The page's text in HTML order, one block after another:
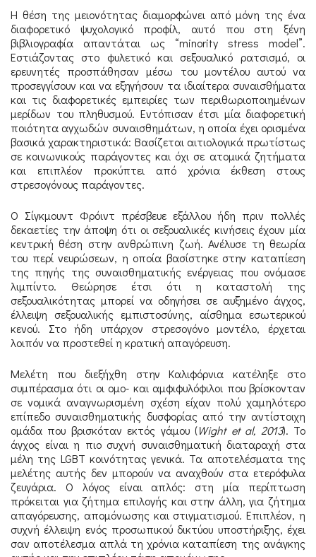
Η θέση της μειονότητας διαμορφώνει από μόνη της ένα
διαφορετικό ψυχολογικό προφίλ, αυτό που στη ξένη
βιβλιογραφία απαντάται ως “minority stress model”.
Εστιάζοντας στο φυλετικό και σεξουαλικό ρατσισμό, οι
ερευνητές προσπάθησαν μέσω του μοντέλου αυτού να
προσεγγίσουν και να εξηγήσουν τα ιδιαίτερα συναισθήματα
και τις διαφορετικές εμπειρίες των περιθωριοποιημένων
μερίδων του πληθυσμού. Εντόπισαν έτσι μία διαφορετική
ποιότητα αγχωδών συναισθημάτων, η οποία έχει ορισμένα
βασικά χαρακτηριστικά: Βασίζεται αιτιολογικά πρωτίστως
σε κοινωνικούς παράγοντες και όχι σε ατομικά ζητήματα
και επιπλέον προκύπτει από χρόνια έκθεση στους
στρεσογόνους παράγοντες.
Ο Σίγκμουντ Φρόιντ πρέσβευε εξάλλου ήδη πριν πολλές
δεκαετίες την άποψη ότι οι σεξουαλικές κινήσεις έχουν μία
κεντρική θέση στην ανθρώπινη ζωή. Ανέλυσε τη θεωρία
του περί νευρώσεων, η οποία βασίστηκε στην καταπίεση
της πηγής της συναισθηματικής ενέργειας που ονόμασε
λιμπίντο. Θεώρησε έτσι ότι η καταστολή της
σεξουαλικότητας μπορεί να οδηγήσει σε αυξημένο άγχος,
έλλειψη σεξουαλικής εμπιστοσύνης, αίσθημα εσωτερικού
κενού. Στο ήδη υπάρχον στρεσογόνο μοντέλο, έρχεται
λοιπόν να προστεθεί η κρατική απαγόρευση.
Μελέτη που διεξήχθη στην Καλιφόρνια κατέληξε στο
συμπέρασμα ότι οι ομο- και αμφιφυλόφιλοι που βρίσκονταν
σε νομικά αναγνωρισμένη σχέση είχαν πολύ χαμηλότερο
επίπεδο συναισθηματικής δυσφορίας από την αντίστοιχη
ομάδα που βρισκόταν εκτός γάμου (Wight et al, 2013). Το
άγχος είναι η πιο συχνή συναισθηματική διαταραχή στα
μέλη της LGBT κοινότητας γενικά. Τα αποτελέσματα της
μελέτης αυτής δεν μπορούν να αναχθούν στα ετερόφυλα
ζευγάρια. Ο λόγος είναι απλός: στη μία περίπτωση
πρόκειται για ζήτημα επιλογής και στην άλλη, για ζήτημα
απαγόρευσης, απομόνωσης και στιγματισμού. Επιπλέον, η
συχνή έλλειψη ενός προσωπικού δικτύου υποστήριξης, έχει
σαν αποτέλεσμα απλά τη χρόνια καταπίεση της ανάγκης